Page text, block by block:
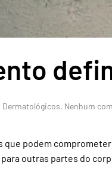
. Nenhum
podem
outras partes do